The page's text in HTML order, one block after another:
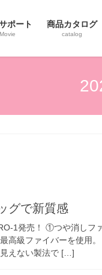
ポート
Movie
商品カタログ
catalog
グで新質感
1発売！ ①つや消しフ
高級ファイバーを使用
えない製法で […]